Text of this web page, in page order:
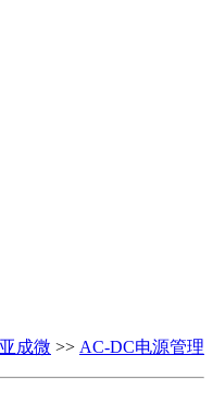
亚成微 >> AC-DC电源管理